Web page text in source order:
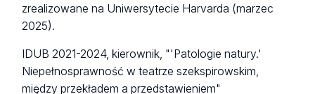
zrealizowane na Uniwersytecie Harvarda (marzec
2025).
IDUB 2021-2024, kierownik, "'Patologie natury.'
Niepełnosprawność w teatrze szekspirowskim,
między przekładem a przedstawieniem"